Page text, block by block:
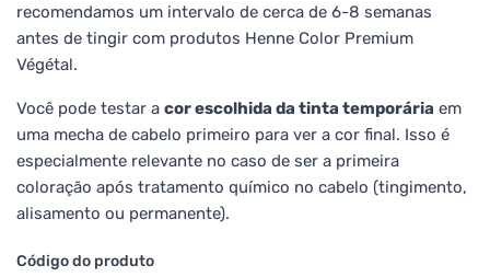
recomendamos um intervalo de cerca de 6-8 semanas
antes de tingir com produtos Henne Color Premium
Végétal.
Você pode testar a cor escolhida da tinta temporária em
uma mecha de cabelo primeiro para ver a cor final. Isso é
especialmente relevante no caso de ser a primeira
coloração após tratamento químico no cabelo (tingimento,
alisamento ou permanente).
Código do produto